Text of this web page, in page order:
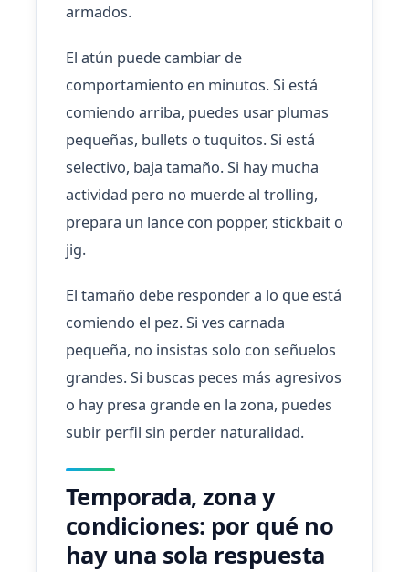
armados.
El atún puede cambiar de
comportamiento en minutos. Si está
comiendo arriba, puedes usar plumas
pequeñas, bullets o tuquitos. Si está
selectivo, baja tamaño. Si hay mucha
actividad pero no muerde al trolling,
prepara un lance con popper, stickbait o
jig.
El tamaño debe responder a lo que está
comiendo el pez. Si ves carnada
pequeña, no insistas solo con señuelos
grandes. Si buscas peces más agresivos
o hay presa grande en la zona, puedes
subir perfil sin perder naturalidad.
Temporada, zona y
condiciones: por qué no
hay una sola respuesta